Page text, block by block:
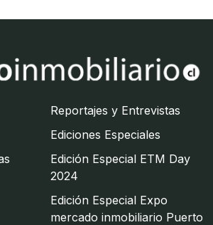
Reportajes y Entrevistas
Ediciones Especiales
Edición Especial ETM Day
2024
Edición Especial Expo
mercado inmobiliario Puerto